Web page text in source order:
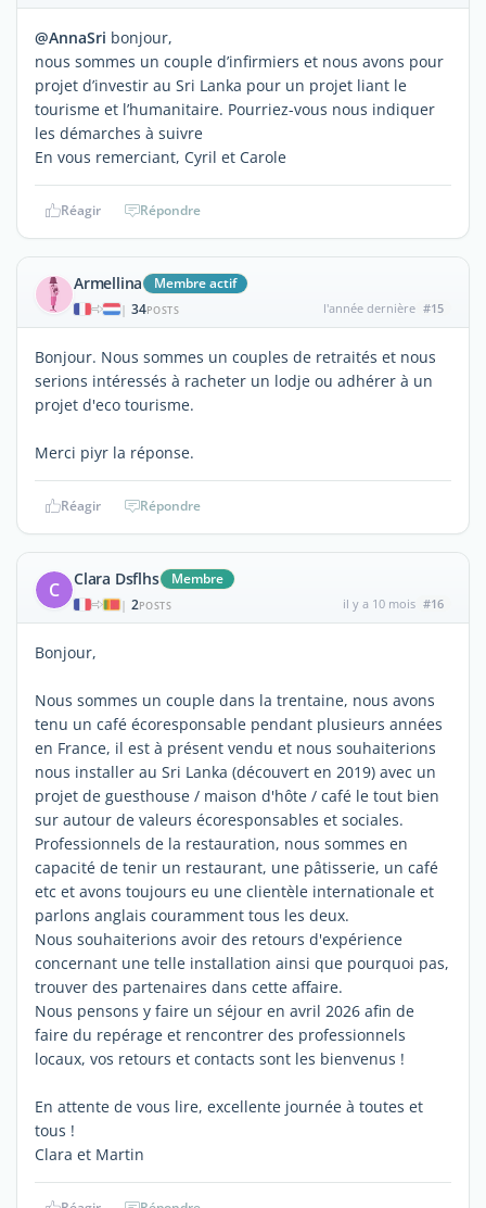
@AnnaSri bonjour,
nous sommes un couple d’infirmiers et nous avons pour
projet d’investir au Sri Lanka pour un projet liant le
tourisme et l’humanitaire. Pourriez-vous nous indiquer
les démarches à suivre
En vous remerciant, Cyril et Carole
Réagir Répondre
Armellina Membre actif
| 34POSTS l'année dernière #15
Bonjour. Nous sommes un couples de retraités et nous
serions intéressés à racheter un lodje ou adhérer à un
projet d'eco tourisme.
Merci piyr la réponse.
Réagir Répondre
C Clara Dsflhs Membre
| 2POSTS il y a 10 mois #16
Bonjour,
Nous sommes un couple dans la trentaine, nous avons
tenu un café écoresponsable pendant plusieurs années
en France, il est à présent vendu et nous souhaiterions
nous installer au Sri Lanka (découvert en 2019) avec un
projet de guesthouse / maison d'hôte / café le tout bien
sur autour de valeurs écoresponsables et sociales.
Professionnels de la restauration, nous sommes en
capacité de tenir un restaurant, une pâtisserie, un café
etc et avons toujours eu une clientèle internationale et
parlons anglais couramment tous les deux.
Nous souhaiterions avoir des retours d'expérience
concernant une telle installation ainsi que pourquoi pas,
trouver des partenaires dans cette affaire.
Nous pensons y faire un séjour en avril 2026 afin de
faire du repérage et rencontrer des professionnels
locaux, vos retours et contacts sont les bienvenus !
En attente de vous lire, excellente journée à toutes et
tous !
Clara et Martin